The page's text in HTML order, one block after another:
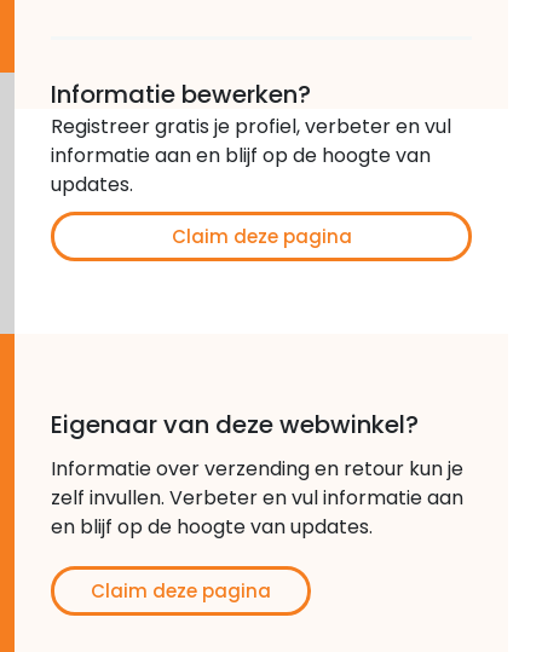
Informatie bewerken?
Registreer gratis je profiel, verbeter en vul
informatie aan en blijf op de hoogte van
updates.
Claim deze pagina
Eigenaar van deze webwinkel?
Informatie over verzending en retour kun je
zelf invullen. Verbeter en vul informatie aan
en blijf op de hoogte van updates.
Claim deze pagina